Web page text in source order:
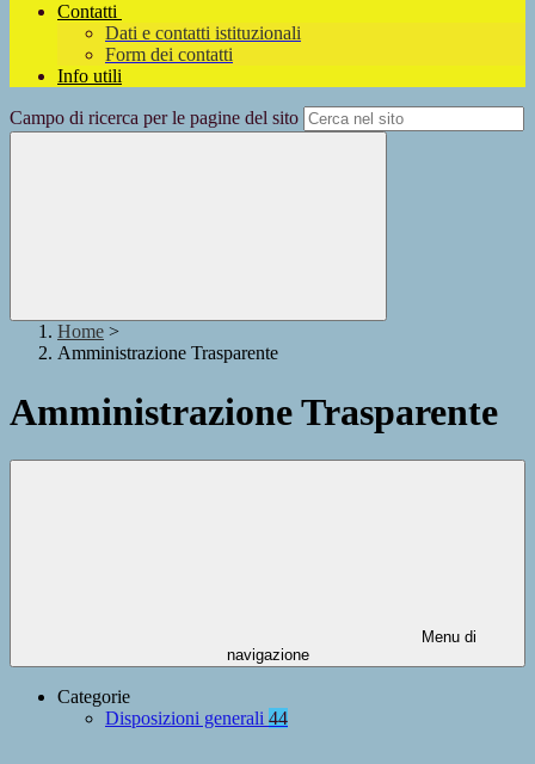
Contatti
Dati e contatti istituzionali
Form dei contatti
Info utili
Campo di ricerca per le pagine del sito
Home >
Amministrazione Trasparente
Amministrazione Trasparente
Menu di
navigazione
Categorie
Disposizioni generali 44